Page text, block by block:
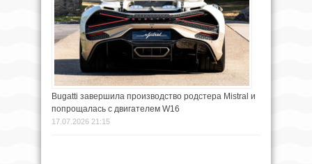
Bugatti завершила производство родстера Mistral и
попрощалась с двигателем W16
17.07.2026 21:15